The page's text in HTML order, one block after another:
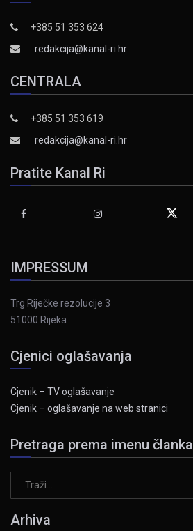
+385 51 353 624
redakcija@kanal-ri.hr
CENTRALA
+385 51 353 619
redakcija@kanal-ri.hr
Pratite Kanal Ri
IMPRESSUM
Trg Riječke rezolucije 3
51000 Rijeka
Cjenici oglašavanja
Cjenik – TV oglašavanje
Cjenik – oglašavanje na web stranici
Pretraga prema imenu članka
Arhiva